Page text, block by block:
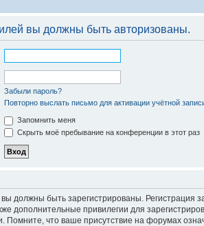
вы должны быть авторизованы.
Забыли пароль?
Повторно выслать письмо для активации учётной
Запомнить меня
Скрыть моё пребывание на конференции в этот раз
должны быть зарегистрированы. Регистрация
дополнительные привилегии для
что ваше присутствие на форумах